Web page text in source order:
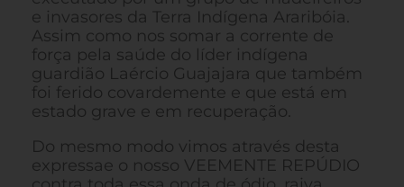
e invasores da Terra Indígena Araribóia.
Assim como nos somar a corrente de
força pela saúde do líder indígena
guardião Laércio Guajajara que também
foi ferido covardemente e que está em
estado grave e em recuperação.
Do mesmo modo vimos através desta
expressae o nosso VEEMENTE REPÚDIO